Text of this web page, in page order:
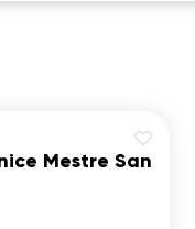
Mestre San